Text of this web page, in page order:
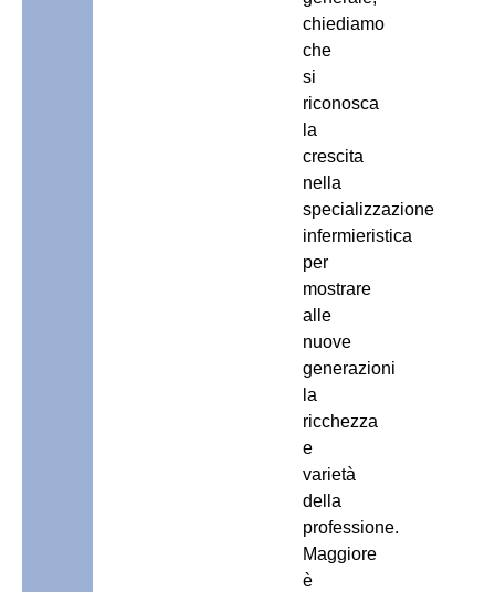
chiediamo
che
si
riconosca
la
crescita
nella
specializzazione
infermieristica
per
mostrare
alle
nuove
generazioni
la
ricchezza
e
varietà
della
professione.
Maggiore
è